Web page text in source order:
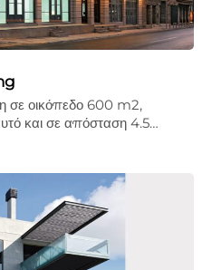
σε οικόπεδο 600 m2,
και σε απόσταση 4.5…